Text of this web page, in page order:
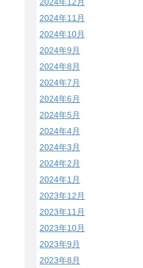
2024年11月
2024年10月
2024年9月
2024年8月
2024年7月
2024年6月
2024年5月
2024年4月
2024年3月
2024年2月
2024年1月
2023年12月
2023年11月
2023年10月
2023年9月
2023年8月